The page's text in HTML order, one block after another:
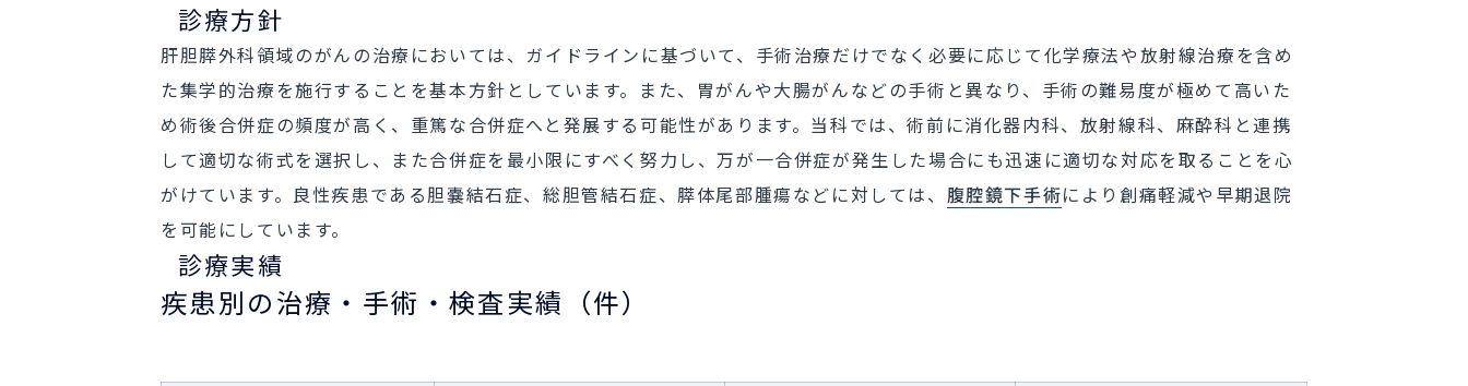
診療方針
肝胆膵外科領域のがんの治療においては、ガイドラインに基づいて、手術治療だけでなく必要に応じて化学療法や放射線治療を含め
た集学的治療を施行することを基本方針としています。また、胃がんや大腸がんなどの手術と異なり、手術の難易度が極めて高いた
め術後合併症の頻度が高く、重篤な合併症へと発展する可能性があります。当科では、術前に消化器内科、放射線科、麻酔科と連携
して適切な術式を選択し、また合併症を最小限にすべく努力し、万が一合併症が発生した場合にも迅速に適切な対応を取ることを心
がけています。良性疾患である胆嚢結石症、総胆管結石症、膵体尾部腫瘍などに対しては、 腹腔鏡下手術により創痛軽減や早期退院
を可能にしています。
診療実績
疾患別の治療・手術・検査実績（件）